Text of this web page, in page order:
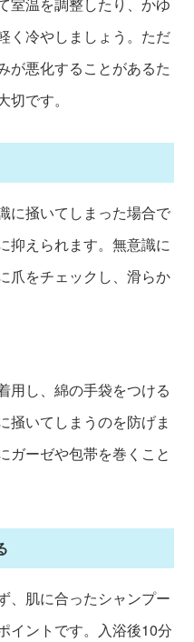
室温を調整したり、かゆ
く冷やしましょう。ただ
が悪化することがあるた
です。
に掻いてしまった場合で
抑えられます。無意識に
爪をチェックし、滑らか
用し、綿の手袋をつける
掻いてしまうのを防げま
ガーゼや包帯を巻くこと
、肌に合ったシャンプー
イントです。入浴後10分